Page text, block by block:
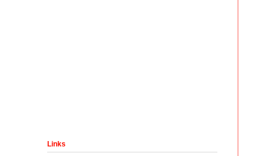
Links